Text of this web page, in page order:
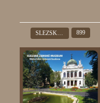
SLEZSKÉ ZEMSKÉ MUZEUM OPAVA 899